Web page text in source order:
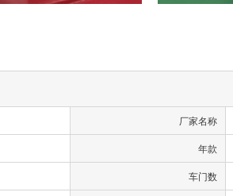
厂家名称
年款
车门数